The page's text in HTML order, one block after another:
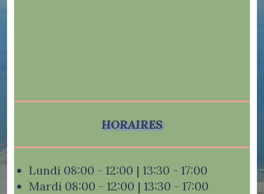
HORAIRES
Lundi 08:00 - 12:00 | 13:30 - 17:00
Mardi 08:00 - 12:00 | 13:30 - 17:00